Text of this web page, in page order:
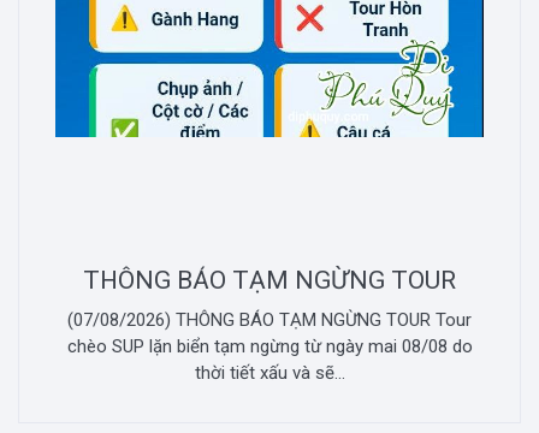
THÔNG BÁO TẠM NGỪNG TOUR
(07/08/2026) THÔNG BÁO TẠM NGỪNG TOUR Tour
chèo SUP lặn biển tạm ngừng từ ngày mai 08/08 do
thời tiết xấu và sẽ...